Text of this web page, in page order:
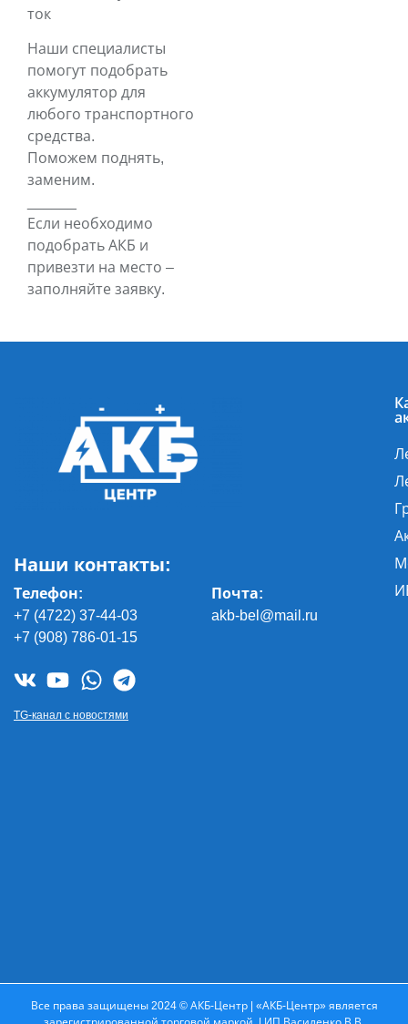
ток
Наши специалисты
помогут подобрать
аккумулятор для
любого транспортного
средства.
Поможем поднять,
заменим.
Если необходимо
подобрать АКБ и
привезти на место –
заполняйте заявку.
Наши контакты:
Телефон:
+7 (4722) 37-44-03
+7 (908) 786-01-15
Почта:
akb-bel@mail.ru
TG-канал с новостями
Все права защищены 2024 © АКБ-Центр | «АКБ-Центр» является